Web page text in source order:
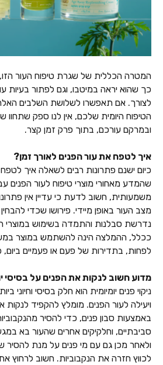
המטרה הכללית של שגרת טיפוח העור
כך שהוא יראה במיטבו, וגם לפתור בעיות
לצורך. אם תאפשרו לשלושת השלבים
הטיפוח היומית שלכם, אין לנו ספק
ובמרקם עורכם, בתוך פרק זמן קצר.
איך לטפח את עור הפנים לאורך זמן?
כיום ישנם פתרונות רבים לשאלה איך
שהמדע מאחורי מוצרי טיפוח לעור הפנים
משמעותית, חשוב לדעת כי עדיין אין
מצב העור באופן מיידי. פירושו שכדי
נדרשת סבלנות והתמדה בשימוש במוצרי
ככלל, ההמלצה הינה להשתמש במוצר
לפחות, בתדירות של פעם או פעמיים ביום,
מדוע חשוב לנקות את הפנים על בסיסי
ניקוי פנים יומיומית הוא חלק בסיסי וחיוני
ויעילה לעור הפנים. מומלץ להקפיד
באמצעות סבון פנים, כדי להסיר
סביבתיים, וחלקיקים אחרים שהעור בא
ולאחר מכן גם עם מי פנים על מנת להסיר
לכווץ חזרה את הנקבוביות. חשוב לרחוץ